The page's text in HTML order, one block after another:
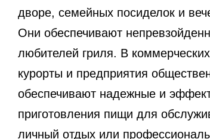
дворе, семейных посиделок и
Они обеспечивают
любителей гриля. В
курорты и предприятия
обеспечивают надежные и
приготовления пищи для
личный отдых или